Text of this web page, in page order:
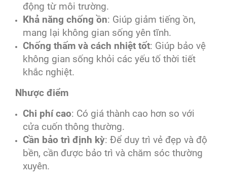
động từ môi trường.
Khả năng chống ồn: Giúp giảm tiếng ồn,
mang lại không gian sống yên tĩnh.
Chống thấm và cách nhiệt tốt: Giúp bảo vệ
không gian sống khỏi các yếu tố thời tiết
khắc nghiệt.
Nhược điểm
Chi phí cao: Có giá thành cao hơn so với
cửa cuốn thông thường.
Cần bảo trì định kỳ: Để duy trì vẻ đẹp và độ
bền, cần được bảo trì và chăm sóc thường
xuyên.